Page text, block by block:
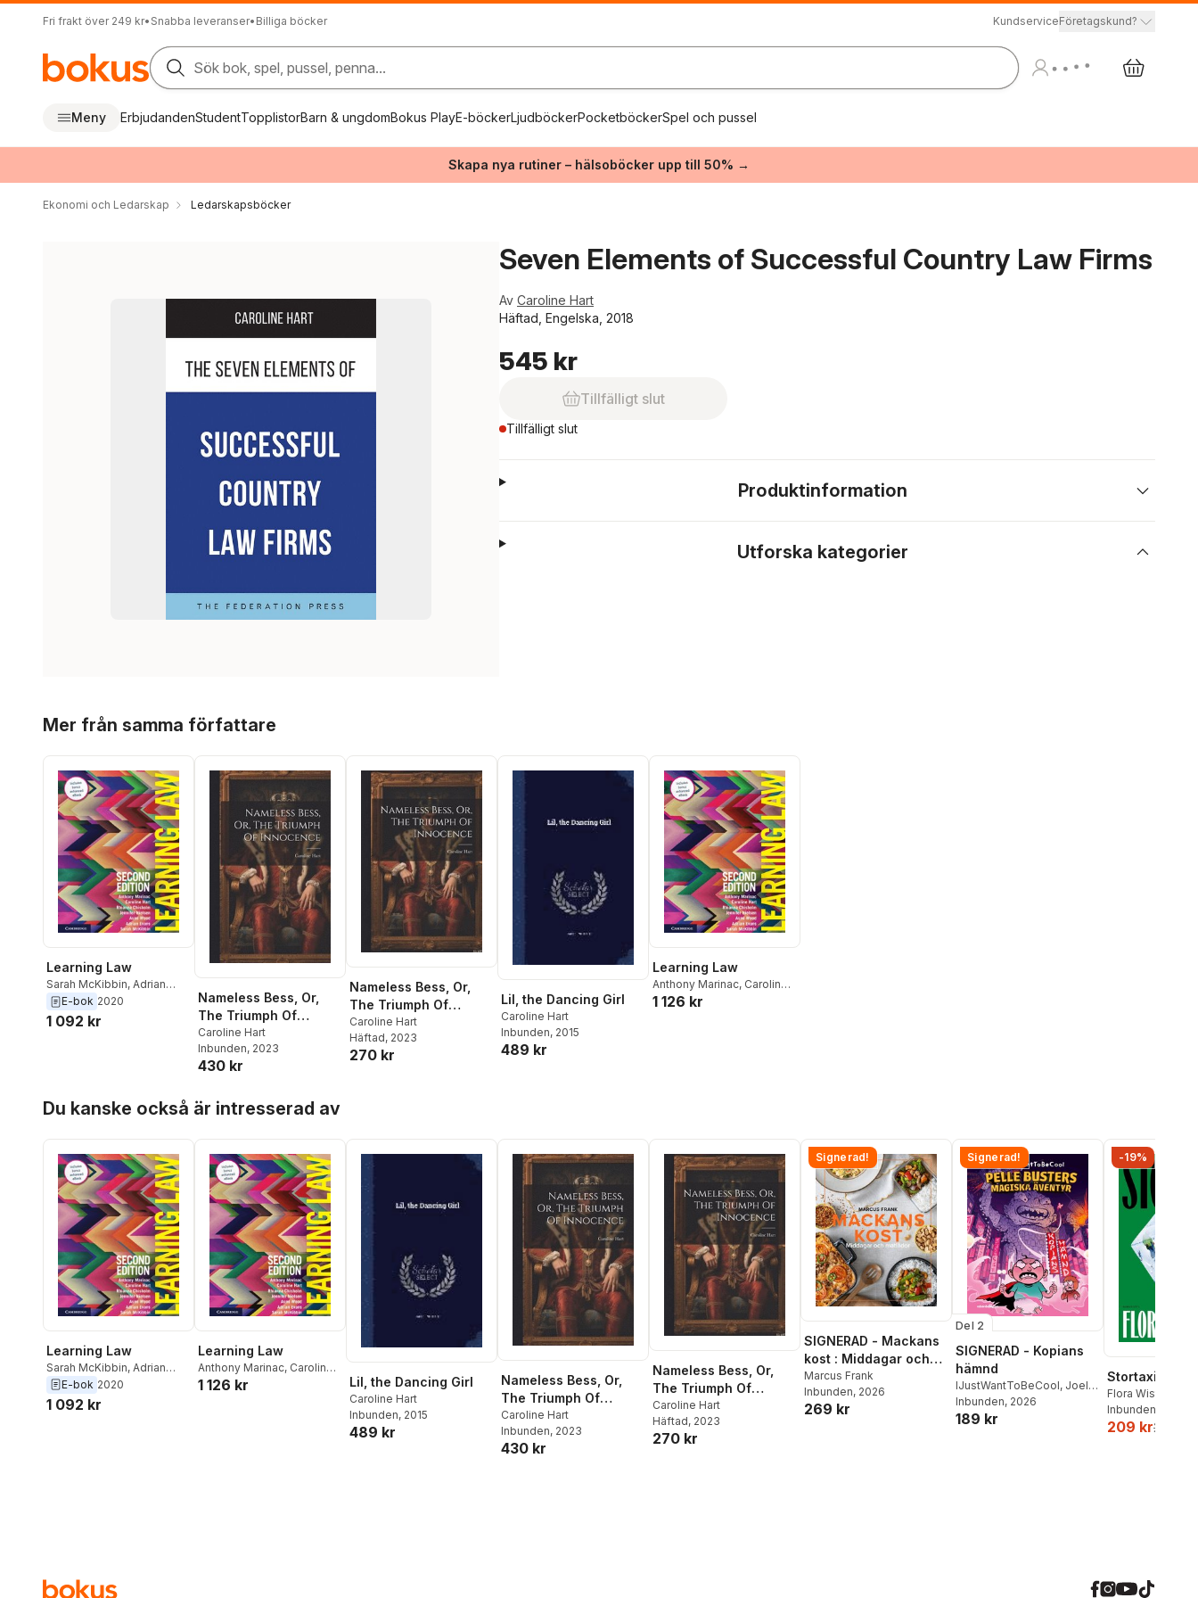
Fri frakt över 249 kr• Snabba leveranser• Billiga böcker KundserviceFöretagskund?
Sök bok, spel, pussel, penna...
Meny ErbjudandenStudentTopplistorBarn & ungdomBokus PlayE-böckerLjudböckerPocketböckerSpel och pussel
Skapa nya rutiner – hälsoböcker upp till 50% →
Ekonomi och Ledarskap Ledarskapsböcker
Seven Elements of Successful Country Law Firms
Av Caroline Hart
Häftad, Engelska, 2018
545 kr
Tillfälligt slut
Tillfälligt slut
Produktinformation
Utforska kategorier
Mer från samma författare
Learning Law
Sarah McKibbin, Adrian
Evans,Asmi Wood
Jennifer Nielsen
E-bok 2020
1 092 kr
Nameless Bess, Or,
The Triumph Of
Innocence
Caroline Hart
Inbunden, 2023
430 kr
Nameless Bess, Or,
The Triumph Of
Innocence
Caroline Hart
Häftad, 2023
270 kr
Lil, the Dancing Girl
Caroline Hart
Inbunden, 2015
489 kr
Learning Law
Anthony Marinac, Caroline
Hart,Rhianna Chisholm
1 126 kr
Du kanske också är intresserad av
Learning Law
Sarah McKibbin, Adrian
Evans,Asmi Wood
Jennifer Nielsen
E-bok 2020
1 092 kr
Learning Law
Anthony Marinac, Caroline
Hart,Rhianna Chisholm
1 126 kr Lil, the Dancing Girl
Caroline Hart
Inbunden, 2015
489 kr
Nameless Bess, Or,
The Triumph Of
Innocence
Caroline Hart
Inbunden, 2023
430 kr
Nameless Bess, Or,
The Triumph Of
Innocence
Caroline Hart
Häftad, 2023
270 kr
Signerad!
SIGNERAD - Mackans
kost : Middagar och
matlådor
Marcus Frank
Inbunden, 2026
269 kr
Signerad!
Del 2
SIGNERAD - Kopians
hämnd
IJustWantToBeCool, Joel
Adolphson,Emil Ejdemo
Beer ,Victor Beer
Inbunden, 2026
189 kr
-19%
Stortaxi
Flora Wiström
Inbunden
209 kr259 kr